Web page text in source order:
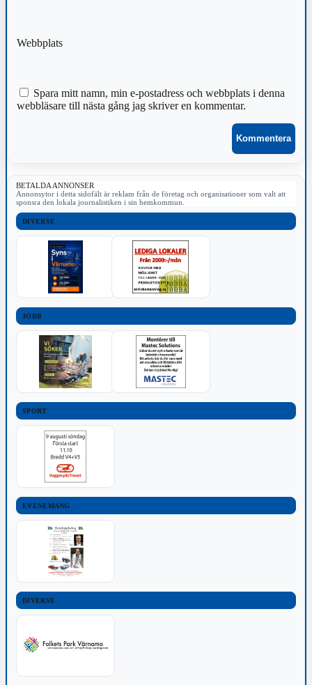
Webbplats
Spara mitt namn, min e-postadress och webbplats i denna
webbläsare till nästa gång jag skriver en kommentar.
BETALDA ANNONSER
Annonsytor i detta sidofält är reklam från de företag och organisationer som valt att
sponsra den lokala journalistiken i sin hemkommun.
DIVERSE
JOBB
SPORT
EVENEMANG
DIVERSE